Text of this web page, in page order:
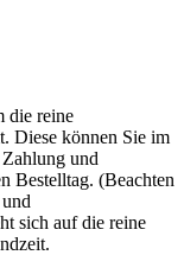
die reine
Diese können Sie im
und
Bestelltag. (Beachten
sich auf die reine